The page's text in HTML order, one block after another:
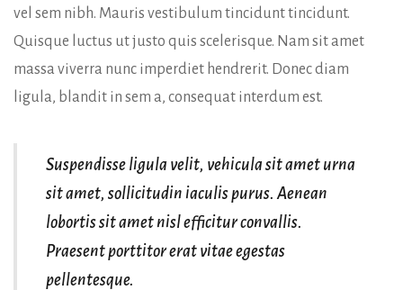
vel sem nibh. Mauris vestibulum tincidunt tincidunt.
Quisque luctus ut justo quis scelerisque. Nam sit amet
massa viverra nunc imperdiet hendrerit. Donec diam
ligula, blandit in sem a, consequat interdum est.
Suspendisse ligula velit, vehicula sit amet urna
sit amet, sollicitudin iaculis purus. Aenean
lobortis sit amet nisl efficitur convallis.
Praesent porttitor erat vitae egestas
pellentesque.